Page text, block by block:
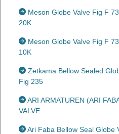
Meson Globe Valve Fig F
20K
Meson Globe Valve Fig F
10K
Zetkama Bellow Sealed
Fig 235
ARI ARMATUREN (ARI
VALVE
Ari Faba Bellow Seal Globe